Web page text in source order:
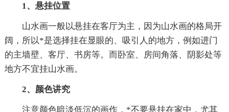
1、悬挂位置
山水画一般以悬挂在客厅为主，因为山水画的格局开
阔，所以*是选择挂在显眼的、吸引人的地方，例如进门
的主墙壁、客厅、书房等。而卧室、房间角落、阴影处等
地方不宜挂山水画。
2、颜色讲究
注意颜色暗淡低沉的画作，*不要悬挂在家中，尤其